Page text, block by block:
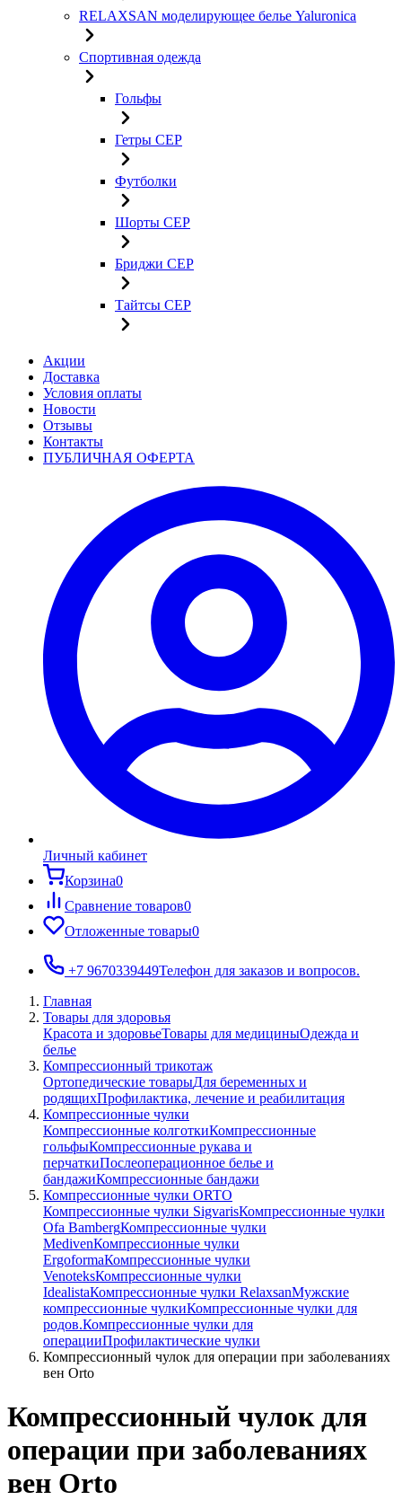
RELAXSAN моделирующее белье Yaluroniсa
Спортивная одежда
Гольфы
Гетры CEP
Футболки
Шорты CEP
Бриджи CEP
Тайтсы CEP
Акции
Доставка
Условия оплаты
Новости
Отзывы
Контакты
ПУБЛИЧНАЯ ОФЕРТА
Личный кабинет
Корзина0
Сравнение товаров0
Отложенные товары0
+7 9670339449Телефон для заказов и вопросов.
Главная
Товары для здоровья
Красота и здоровьеТовары для медициныОдежда и
белье
Компрессионный трикотаж
Ортопедические товарыДля беременных и
родящихПрофилактика, лечение и реабилитация
Компрессионные чулки
Компрессионные колготкиКомпрессионные
гольфыКомпрессионные рукава и
перчаткиПослеоперационное белье и
бандажиКомпрессионные бандажи
Компрессионные чулки ORTO
Компрессионные чулки SigvarisКомпрессионные чулки
Ofa BambergКомпрессионные чулки
MedivenКомпрессионные чулки
ErgoformaКомпрессионные чулки
VenoteksКомпрессионные чулки
IdealistaКомпрессионные чулки RelaxsanМужские
компрессионные чулкиКомпрессионные чулки для
родов.Компрессионные чулки для
операцииПрофилактические чулки
Компрессионный чулок для операции при заболеваниях
вен Orto
Компрессионный чулок для
операции при заболеваниях
вен Orto